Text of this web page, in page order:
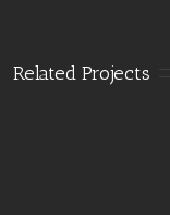
Related Projects